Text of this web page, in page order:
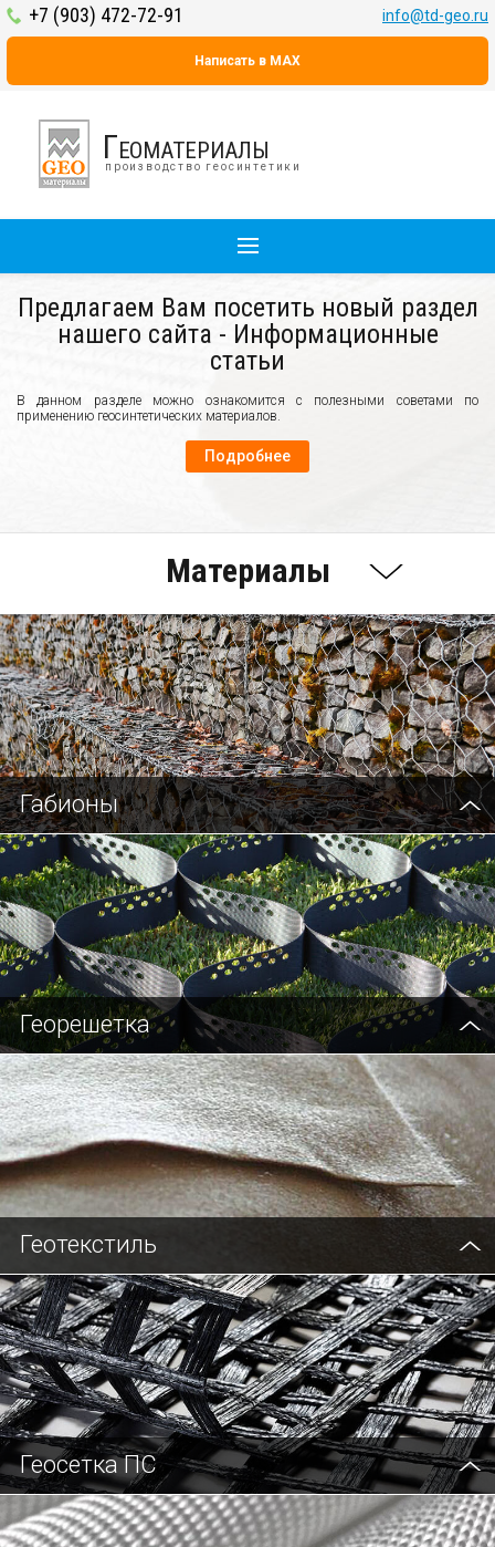
+7 (903) 472-72-91 info@td-geo.ru
Написать в MAX
Геоматериалы
производство геосинтетики
Предлагаем Вам посетить новый раздел
нашего сайта - Информационные
статьи
В данном разделе можно ознакомится с полезными советами по
применению геосинтетических материалов.
Подробнее
Материалы
Габионы
Георешетка
Геотекстиль
Геосетка ПС